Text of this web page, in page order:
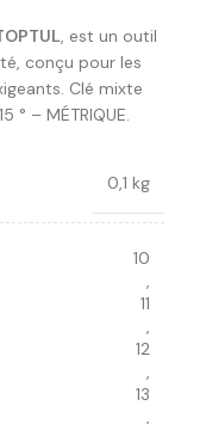
, est un outil
conçu pour les
Clé mixte
° – MÉTRIQUE.
0,1 kg
10
,
11
,
12
,
13
,